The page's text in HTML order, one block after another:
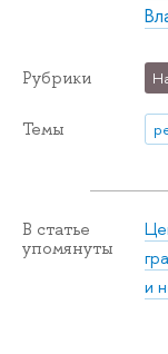
Рубрики
Темы
В статье
упомянуты
и